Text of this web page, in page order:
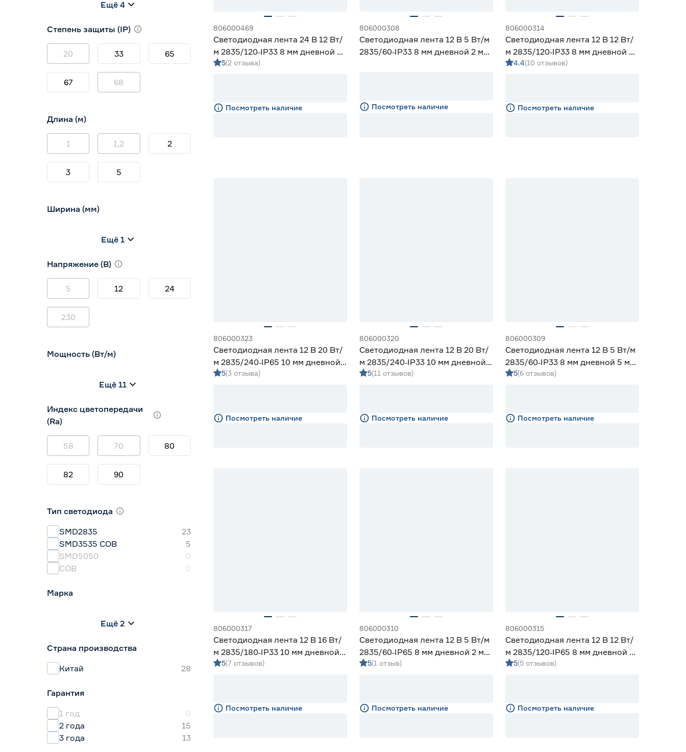
2700-3000 (теплый)
3800-4200 (дневной)
4000 (нейтральный)
4
Ещё 4
Степень защиты (IP)
20 33 65
67 68
Длина (м)
1 1,2 2
3 5
Ширина (мм)
10 12
Ещё 1
Напряжение (В)
5 12 24
230
Мощность (Вт/м)
5 7
Ещё 11
Индекс цветопередачи
(Ra)
58 70 80
82 90
Тип светодиода
SMD2835
23
SMD3535 СОВ
5
SMD5050
0
СОВ
0
Марка
Navigator
Ещё 2
Страна производства
Китай
28
Гарантия
1 год
0
2 года
15
3 года
13
806000469
Светодиодная лента 24 В 12 Вт/
м 2835/120‑IP33 8 мм дневной 5
м Geniled
5(2 отзыва)
Посмотреть наличие
806000308
Светодиодная лента 12 В 5 Вт/м
2835/60‑IP33 8 мм дневной 2 м
Посмотреть наличие
806000314
Светодиодная лента 12 В 12 Вт/
м 2835/120‑IP33 8 мм дневной 5
м Geniled
4.4(10 отзывов)
Посмотреть наличие
806000323
Светодиодная лента 12 В 20 Вт/
м 2835/240‑IP65 10 мм дневной
5 м Geniled
5(3 отзыва)
Посмотреть наличие
806000320
Светодиодная лента 12 В 20 Вт/
м 2835/240‑IP33 10 мм дневной 5
м Geniled
5(11 отзывов)
Посмотреть наличие
806000309
Светодиодная лента 12 В 5 Вт/м
2835/60‑IP33 8 мм дневной 5 м
Geniled
5(6 отзывов)
Посмотреть наличие
806000317
Светодиодная лента 12 В 16 Вт/
м 2835/180‑IP33 10 мм дневной 5
м Geniled
5(7 отзывов)
Посмотреть наличие
806000310
Светодиодная лента 12 В 5 Вт/м
2835/60‑IP65 8 мм дневной 2 м
Geniled
5(1 отзыв)
Посмотреть наличие
806000315
Светодиодная лента 12 В 12 Вт/
м 2835/120‑IP65 8 мм дневной 5
м Geniled
5(5 отзывов)
Посмотреть наличие